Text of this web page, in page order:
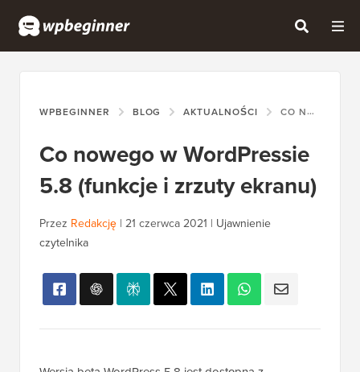
WPBEGINNER BLOG AKTUALNOŚCI CO NOWEGO W WORDPRESSIE 5.8 (FUNKCJE I ZRZUTY EKRANU)
Co nowego w WordPressie
5.8 (funkcje i zrzuty ekranu)
Przez Redakcję | 21 czerwca 2021 | Ujawnienie
czytelnika